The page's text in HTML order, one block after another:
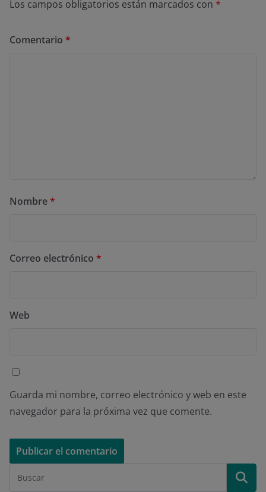
Los campos obligatorios están marcados con *
Comentario *
Nombre*
Correo electrónico *
Web
Guarda mi nombre, correo electrónico y web en este
navegador para la próxima vez que comente.